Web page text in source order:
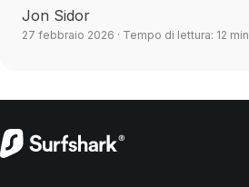
Jon Sidor
27 febbraio 2026 · Tempo di lettura: 12 min